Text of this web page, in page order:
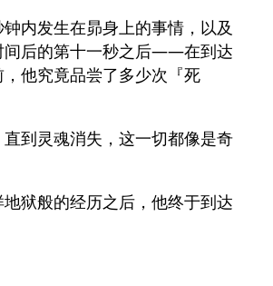
内发生在昴身上的事情，以及
间后的第十一秒之后——在到达
他究竟品尝了多少次『死
到灵魂消失，这一切都像是奇
狱般的经历之后，他终于到达